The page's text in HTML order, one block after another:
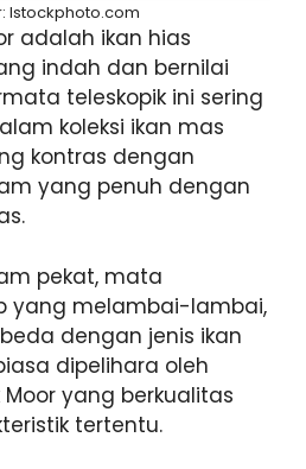
Istockphoto.com
adalah ikan hias
indah dan bernilai
teleskopik ini sering
koleksi ikan mas
kontras dengan
yang penuh dengan
pekat, mata
yang melambai-lambai,
dengan jenis ikan
dipelihara oleh
yang berkualitas
tertentu.